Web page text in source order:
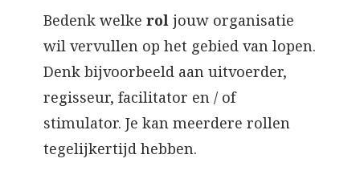
Bedenk welke rol jouw organisatie
wil vervullen op het gebied van lopen.
Denk bijvoorbeeld aan uitvoerder,
regisseur, facilitator en / of
stimulator. Je kan meerdere rollen
tegelijkertijd hebben.